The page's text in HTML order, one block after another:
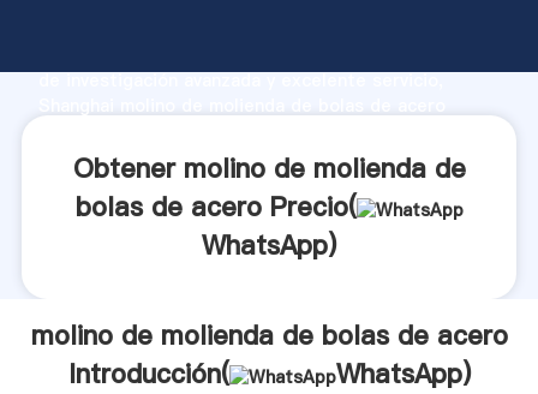
de investigación avanzada y excelente servicio,
clientes.Obtener molino de molienda de
bolas de acero Precio(
WhatsApp)
molino de molienda de bolas de acero
Introducción(
WhatsApp)